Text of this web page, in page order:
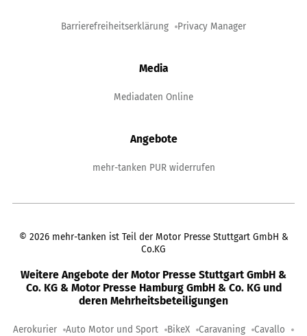
Barrierefreiheitserklärung Privacy Manager
Media
Mediadaten Online
Angebote
mehr-tanken PUR widerrufen
© 2026 mehr-tanken ist Teil der Motor Presse Stuttgart GmbH &
Co.KG
Weitere Angebote der Motor Presse Stuttgart GmbH &
Co. KG & Motor Presse Hamburg GmbH & Co. KG und
deren Mehrheitsbeteiligungen
Aerokurier Auto Motor und Sport BikeX Caravaning Cavallo